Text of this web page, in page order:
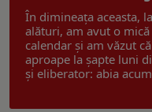
În dimineața aceasta,
alături, am avut o
calendar și am văzut
aproape la șapte luni
și eliberator: abia